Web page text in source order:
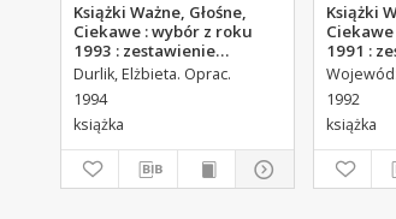
Książki Ważne, Głośne,
Ciekawe : wybór z roku
1993 : zestawienie
bibliograficzne
Durlik, Elżbieta. Oprac.
1994
książka
Książki
1991 :
1992
książka